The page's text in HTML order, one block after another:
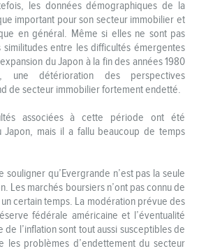
les données démographiques de la
important pour son secteur immobilier et
en général. Même si elles ne sont pas
entre les difficultés émergentes
du Japon à la fin des années 1980
une détérioration des perspectives
de secteur immobilier fortement endetté.
associées à cette période ont été
Japon, mais il a fallu beaucoup de temps
qu’Evergrande n’est pas la seule
Les marchés boursiers n’ont pas connu de
certain temps. La modération prévue des
fédérale américaine et l’éventualité
de l’inflation sont tout aussi susceptibles de
les problèmes d’endettement du secteur